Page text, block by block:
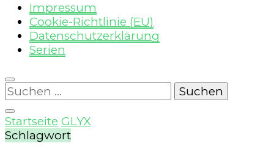
Impressum
Cookie-Richtlinie (EU)
Datenschutzerklärung
Serien
Suchen
nach:
Startseite GLYX
Schlagwort